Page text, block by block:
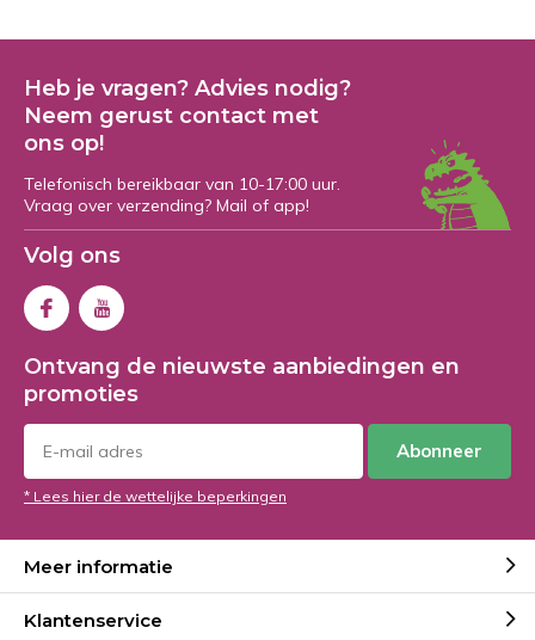
Heb je vragen? Advies nodig?
Neem gerust contact met
ons op!
Telefonisch bereikbaar van 10-17:00 uur.
Vraag over verzending? Mail of app!
Volg ons
Ontvang de nieuwste aanbiedingen en
promoties
Abonneer
* Lees hier de wettelijke beperkingen
Meer informatie
Klantenservice